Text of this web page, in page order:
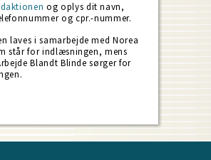
og oplys dit navn,
og cpr.-nummer.
laves i samarbejde med Norea
står for indlæsningen, mens
Blandt Blinde sørger for